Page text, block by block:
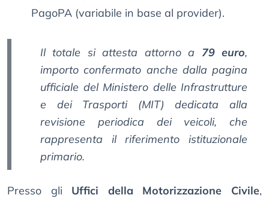
PagoPA (variabile in base al provider).
Il totale si attesta attorno a 79 euro,
importo confermato anche dalla pagina
ufficiale del Ministero delle Infrastrutture
e dei Trasporti (MIT) dedicata alla
revisione periodica dei veicoli, che
rappresenta il riferimento istituzionale
primario.
Presso gli Uffici della Motorizzazione Civile,